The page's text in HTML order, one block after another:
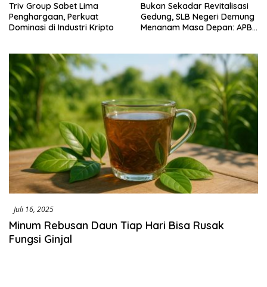
Triv Group Sabet Lima
Penghargaan, Perkuat
Dominasi di Industri Kripto
Bukan Sekadar Revitalisasi
Gedung, SLB Negeri Demung
Menanam Masa Depan: APBN
Khusus Menjadi Kemandirian
Juli 16, 2025
Minum Rebusan Daun Tiap Hari Bisa Rusak
Fungsi Ginjal